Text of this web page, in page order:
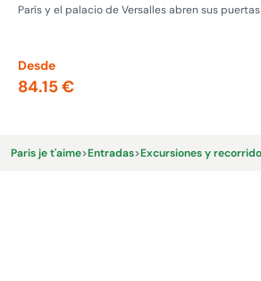
París y el palacio de Versalles abren sus puertas
Desde
84.15 €
Paris je t'aime>Entradas>